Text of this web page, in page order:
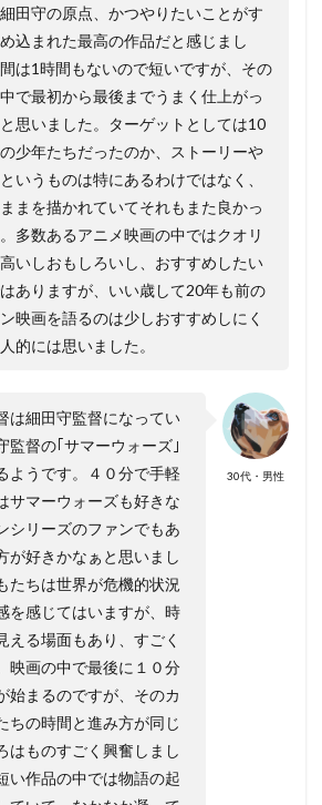
田守の原点、かつやりたいことがす
込まれた最高の作品だと感じまし
は1時間もないので短いですが、その
で最初から最後までうまく仕上がっ
思いました。ターゲットとしては10
少年たちだったのか、ストーリーや
いうものは特にあるわけではなく、
まを描かれていてそれもまた良かっ
多数あるアニメ映画の中ではクオリ
いしおもしろいし、おすすめしたい
ありますが、いい歳して20年も前の
映画を語るのは少しおすすめしにく
的には思いました。
30代・男性
は細田守監督になってい
監督の｢サマーウォーズ｣
ようです。４０分で手軽
サマーウォーズも好きな
シリーズのファンでもあ
が好きかなぁと思いまし
たちは世界が危機的状況
を感じてはいますが、時
える場面もあり、すごく
映画の中で最後に１０分
始まるのですが、そのカ
ちの時間と進み方が同じ
はものすごく興奮しまし
い作品の中では物語の起